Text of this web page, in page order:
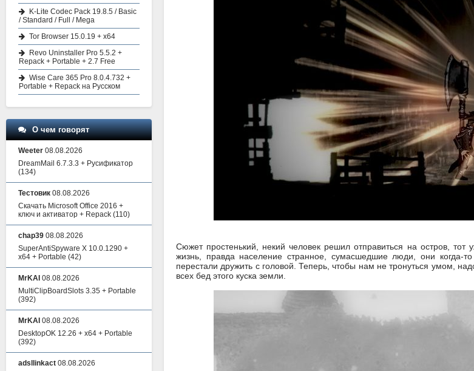
Сюжет простенький, некий человек решил отправиться на остров,
жизнь, правда население странное, сумасшедшие люди, они когда-
перестали дружить с головой. Теперь, чтобы нам не тронуться умом,
всех бед этого куска земли.
K-Lite Codec Pack 19.8.5 / Basic
/ Standard / Full / Mega
Tor Browser 15.0.19 + x64
Revo Uninstaller Pro 5.5.2 +
Repack + Portable + 2.7 Free
Wise Care 365 Pro 8.0.4.732 +
Portable + Repack на Русском
О чем говорят
Weeter 08.08.2026
DreamMail 6.7.3.3 + Русификатор
(134)
Тестовик 08.08.2026
Скачать Microsoft Office 2016 +
ключ и активатор + Repack (110)
chap39 08.08.2026
SuperAntiSpyware X 10.0.1290 +
x64 + Portable (42)
MrKAI 08.08.2026
MultiClipBoardSlots 3.35 + Portable
(392)
MrKAI 08.08.2026
DesktopOK 12.26 + x64 + Portable
(392)
adsllinkact 08.08.2026